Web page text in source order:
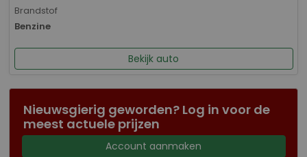
Brandstof
Benzine
Bekijk auto
Nieuwsgierig geworden? Log in voor de
meest actuele prijzen
Account aanmaken